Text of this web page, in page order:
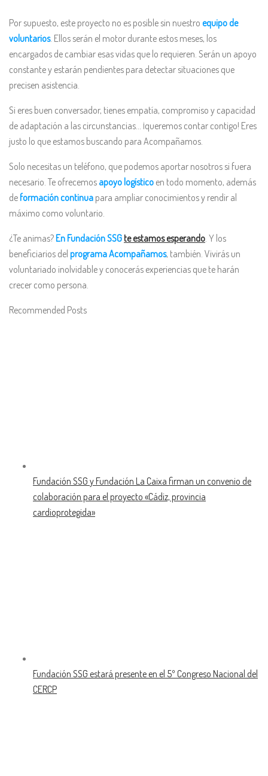
Por supuesto, este proyecto no es posible sin nuestro equipo de
voluntarios. Ellos serán el motor durante estos meses, los
encargados de cambiar esas vidas que lo requieren. Serán un apoyo
constante y estarán pendientes para detectar situaciones que
precisen asistencia.
Si eres buen conversador, tienes empatía, compromiso y capacidad
de adaptación a las circunstancias… ¡queremos contar contigo! Eres
justo lo que estamos buscando para Acompañamos.
Solo necesitas un teléfono, que podemos aportar nosotros si fuera
necesario. Te ofrecemos apoyo logístico en todo momento, además
deformación continua para ampliar conocimientos y rendir al
máximo como voluntario.
¿Te animas?En Fundación SSG te estamos esperando . Y los
beneficiarios del programa Acompañamos, también. Vivirás un
voluntariado inolvidable y conocerás experiencias que te harán
crecer como persona.
Recommended Posts
Fundación SSG y Fundación La Caixa firman un convenio de
colaboración para el proyecto «Cádiz, provincia
cardioprotegida»
Fundación SSG estará presente en el 5º Congreso Nacional del
CERCP